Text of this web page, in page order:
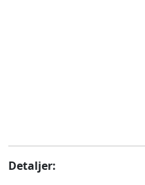
Detaljer: